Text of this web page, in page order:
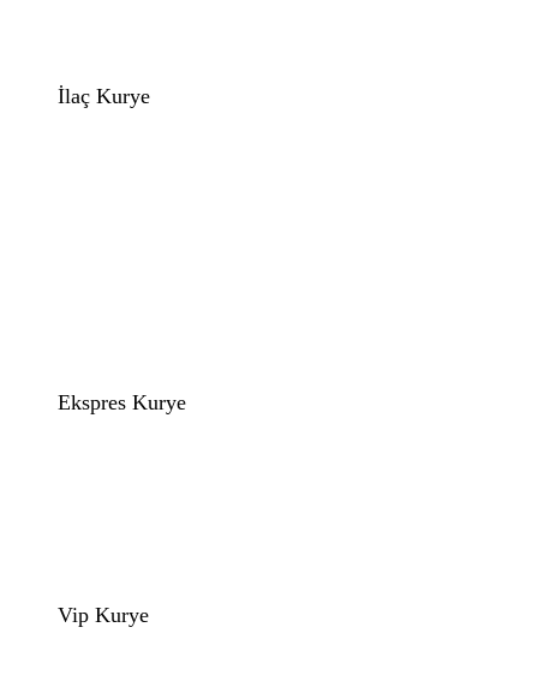
İlaç Kurye
Ekspres Kurye
Vip Kurye